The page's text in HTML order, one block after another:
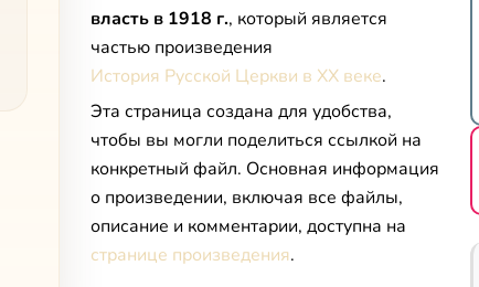
власть в 1918 г., который является
частью произведения
История Русской Церкви в XX веке.
Эта страница создана для удобства,
чтобы вы могли поделиться ссылкой на
конкретный файл. Основная информация
о произведении, включая все файлы,
описание и комментарии, доступна на
странице произведения.